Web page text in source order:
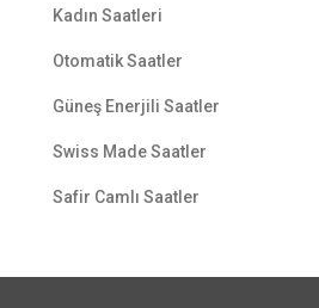
Kadın Saatleri
Otomatik Saatler
Güneş Enerjili Saatler
Swiss Made Saatler
Safir Camlı Saatler